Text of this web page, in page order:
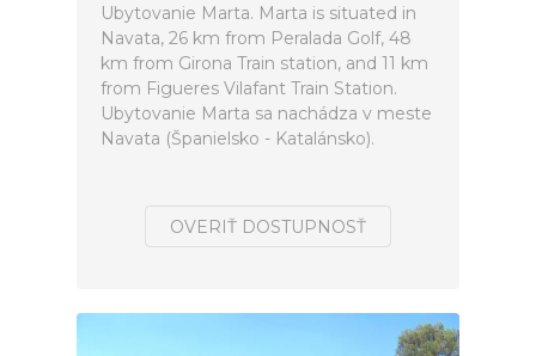
Ubytovanie Marta. Marta is situated in
Navata, 26 km from Peralada Golf, 48
km from Girona Train station, and 11 km
from Figueres Vilafant Train Station.
Ubytovanie Marta sa nachádza v meste
Navata (Španielsko - Katalánsko).
OVERIŤ DOSTUPNOSŤ